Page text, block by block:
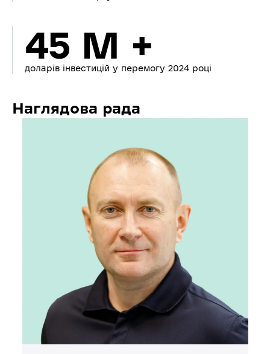
45 M +
доларів інвестицій у перемогу 2024 році
Наглядова рада